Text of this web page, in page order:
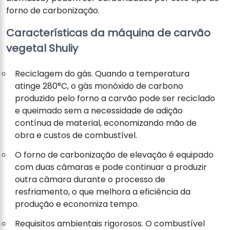
forno de carbonização.
Características da máquina de carvão
vegetal Shuliy
Reciclagem do gás. Quando a temperatura
atinge 280°C, o gás monóxido de carbono
produzido pelo forno a carvão pode ser reciclado
e queimado sem a necessidade de adição
contínua de material, economizando mão de
obra e custos de combustível.
O forno de carbonização de elevação é equipado
com duas câmaras e pode continuar a produzir
outra câmara durante o processo de
resfriamento, o que melhora a eficiência da
produção e economiza tempo.
Requisitos ambientais rigorosos. O combustível